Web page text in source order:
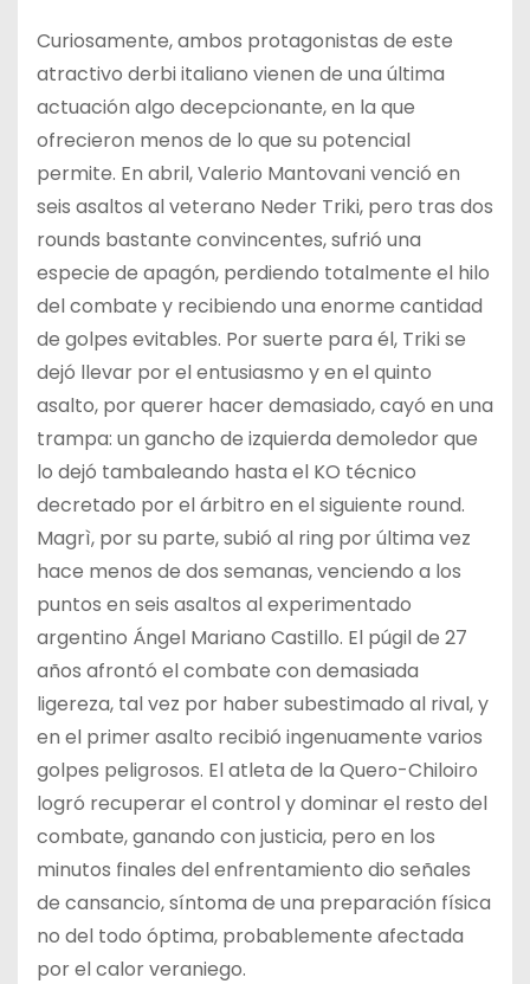
Curiosamente, ambos protagonistas de este
atractivo derbi italiano vienen de una última
actuación algo decepcionante, en la que
ofrecieron menos de lo que su potencial
permite. En abril, Valerio Mantovani venció en
seis asaltos al veterano Neder Triki, pero tras dos
rounds bastante convincentes, sufrió una
especie de apagón, perdiendo totalmente el hilo
del combate y recibiendo una enorme cantidad
de golpes evitables. Por suerte para él, Triki se
dejó llevar por el entusiasmo y en el quinto
asalto, por querer hacer demasiado, cayó en una
trampa: un gancho de izquierda demoledor que
lo dejó tambaleando hasta el KO técnico
decretado por el árbitro en el siguiente round.
Magrì, por su parte, subió al ring por última vez
hace menos de dos semanas, venciendo a los
puntos en seis asaltos al experimentado
argentino Ángel Mariano Castillo. El púgil de 27
años afrontó el combate con demasiada
ligereza, tal vez por haber subestimado al rival, y
en el primer asalto recibió ingenuamente varios
golpes peligrosos. El atleta de la Quero-Chiloiro
logró recuperar el control y dominar el resto del
combate, ganando con justicia, pero en los
minutos finales del enfrentamiento dio señales
de cansancio, síntoma de una preparación física
no del todo óptima, probablemente afectada
por el calor veraniego.